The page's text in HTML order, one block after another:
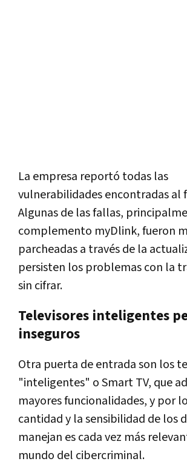
La empresa reportó todas las
vulnerabilidades encontradas al
Algunas de las fallas,
complemento myDlink, fueron
parcheadas a través de la
persisten los problemas con la
sin cifrar.
Televisores inteligentes
inseguros
Otra puerta de entrada son los
"inteligentes" o Smart TV, que
mayores funcionalidades, y por
cantidad y la sensibilidad de los
manejan es cada vez más
mundo del cibercriminal.